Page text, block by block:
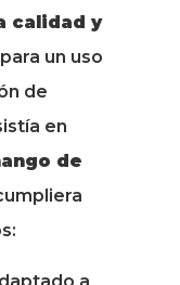
calidad y
para un uso
de
en
de